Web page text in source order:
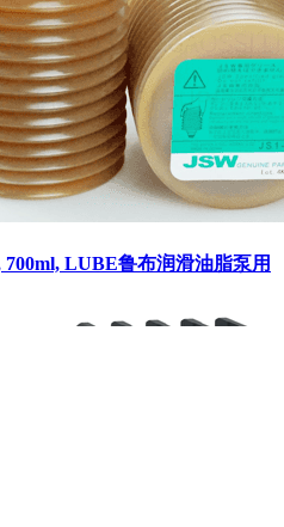
700ml, LUBE鲁布润滑油脂泵用